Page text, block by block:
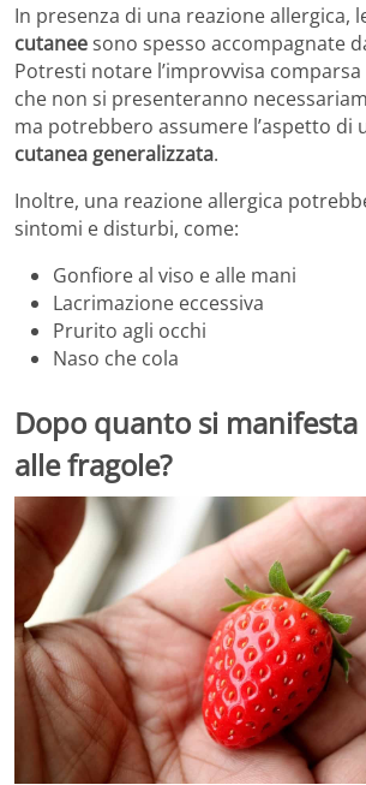
In presenza di una reazione allergica,
cutaneesono spesso accompagnate
Potresti notare l’improvvisa
che non si presenteranno
ma potrebbero assumere l’aspetto di
cutanea generalizzata.
Inoltre, una reazione allergica
sintomi e disturbi, come:
Gonfiore al viso e alle mani
Lacrimazione eccessiva
Prurito agli occhi
Naso che cola
Dopo quanto si manifesta
alle fragole?